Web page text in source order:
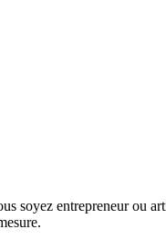
soyez entrepreneur ou